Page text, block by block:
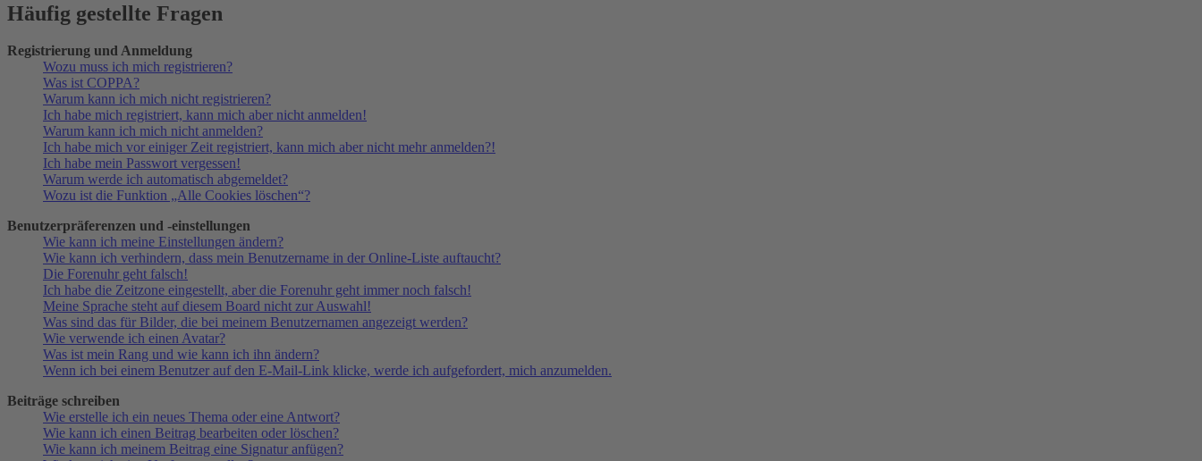
Häufig gestellte Fragen
Registrierung und Anmeldung
Wozu muss ich mich registrieren?
Was ist COPPA?
Warum kann ich mich nicht registrieren?
Ich habe mich registriert, kann mich aber nicht anmelden!
Warum kann ich mich nicht anmelden?
Ich habe mich vor einiger Zeit registriert, kann mich aber nicht mehr anmelden?!
Ich habe mein Passwort vergessen!
Warum werde ich automatisch abgemeldet?
Wozu ist die Funktion „Alle Cookies löschen“?
Benutzerpräferenzen und -einstellungen
Wie kann ich meine Einstellungen ändern?
Wie kann ich verhindern, dass mein Benutzername in der Online-Liste auftaucht?
Die Forenuhr geht falsch!
Ich habe die Zeitzone eingestellt, aber die Forenuhr geht immer noch falsch!
Meine Sprache steht auf diesem Board nicht zur Auswahl!
Was sind das für Bilder, die bei meinem Benutzernamen angezeigt werden?
Wie verwende ich einen Avatar?
Was ist mein Rang und wie kann ich ihn ändern?
Wenn ich bei einem Benutzer auf den E-Mail-Link klicke, werde ich aufgefordert, mich anzumelden.
Beiträge schreiben
Wie erstelle ich ein neues Thema oder eine Antwort?
Wie kann ich einen Beitrag bearbeiten oder löschen?
Wie kann ich meinem Beitrag eine Signatur anfügen?